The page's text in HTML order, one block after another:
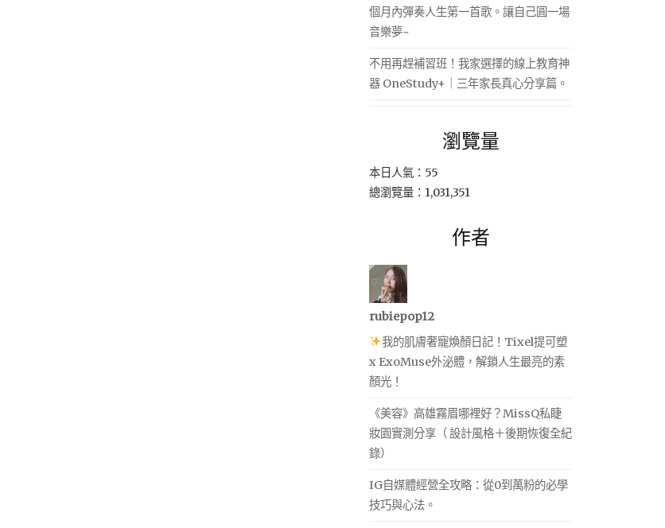
個月內彈奏人生第一首歌。讓自己圓一場
音樂夢~
不用再趕補習班！我家選擇的線上教育神
器 OneStudy+｜三年家長真心分享篇。
瀏覽量
本日人氣：55
總瀏覽量：1,031,351
作者
rubiepop12
我的肌膚奢寵煥顏日記！Tixel提可塑
x ExoMuse外泌體，解鎖人生最亮的素
顏光！
《美容》高雄霧眉哪裡好？MissQ私睫
妝園實測分享（ 設計風格＋後期恢復全紀
錄）
IG自媒體經營全攻略：從0到萬粉的必學
技巧與心法。